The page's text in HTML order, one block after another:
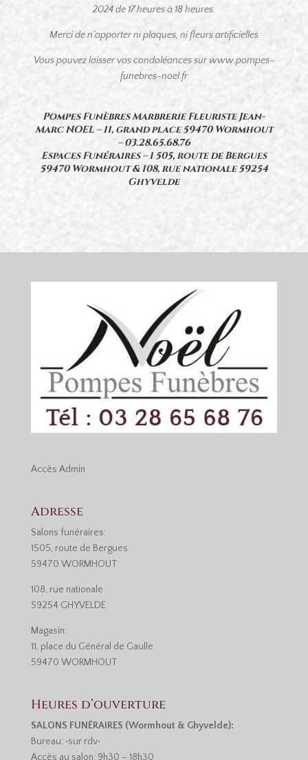
2024 de 17 heures à 18 heures.
Merci de n’apporter ni plaques, ni fleurs artificielles.
Vous pouvez laisser vos condoléances sur www.pompes-
funebres-noel.fr
Pompes Funèbres Marbrerie Fleuriste Jean-
Marc NOEL – 11, grand place 59470 Wormhout
–03.28.65.68.76
Espaces Funéraires – 1 505, route de Bergues
59470 Wormhout & 108, rue nationale 59254
Ghyvelde
Accès Admin
Adresse
Salons funéraires:
1505, route de Bergues
59470 WORMHOUT
108, rue nationale
59254 GHYVELDE
Magasin:
11, place du Général de Gaulle
59470 WORMHOUT
Heures d’ouverture
SALONS FUNÉRAIRES (Wormhout & Ghyvelde):
Bureau: •sur rdv•
Accès au salon: 9h30 – 18h30